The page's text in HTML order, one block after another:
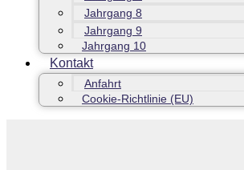
Jahrgang 8
Jahrgang 9
Jahrgang 10
Kontakt
Anfahrt
Cookie-Richtlinie (EU)